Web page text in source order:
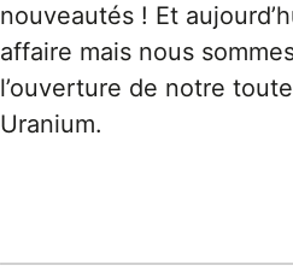
nouveautés ! Et
affaire mais nous
l’ouverture de notre
Uranium.